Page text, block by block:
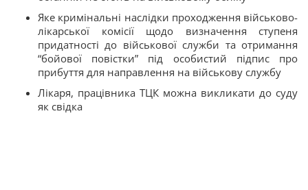
Яке кримінальні наслідки проходження військово-
лікарської комісії щодо визначення ступеня
придатності до військової служби та отримання
“бойової повістки” під особистий підпис про
прибуття для направлення на військову службу
Лікаря, працівника ТЦК можна викликати до суду
як свідка